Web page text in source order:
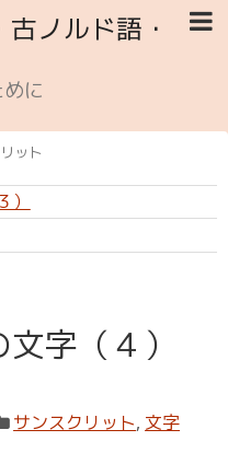
ノルド語・
に
ット
字（４）
サンスクリット, 文字